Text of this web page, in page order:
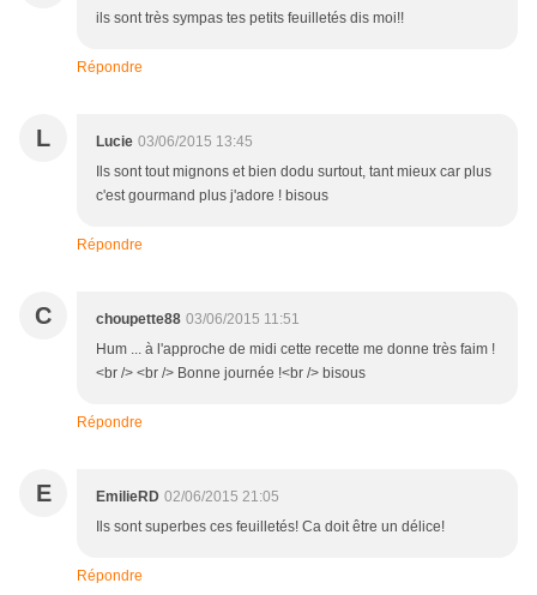
ils sont très sympas tes petits feuilletés dis moi!!
Répondre
L Lucie 03/06/2015 13:45
Ils sont tout mignons et bien dodu surtout, tant mieux car plus
c'est gourmand plus j'adore ! bisous
Répondre
C choupette88 03/06/2015 11:51
Hum ... à l'approche de midi cette recette me donne très faim !
<br /> <br /> Bonne journée !<br /> bisous
Répondre
E EmilieRD 02/06/2015 21:05
Ils sont superbes ces feuilletés! Ca doit être un délice!
Répondre